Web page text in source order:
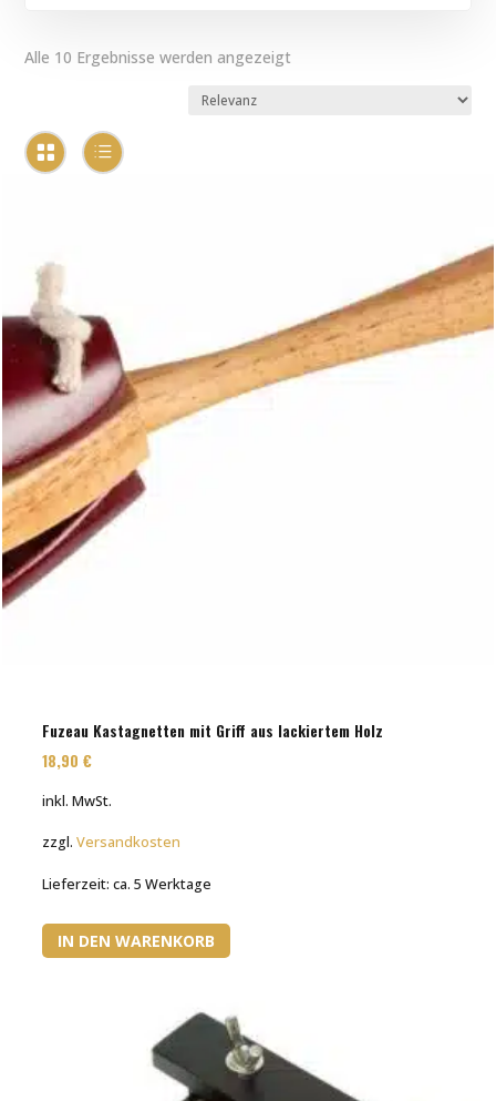
Alle 10 Ergebnisse werden angezeigt
Fuzeau Kastagnetten mit Griff aus lackiertem Holz
18,90€
inkl. MwSt.
zzgl.Versandkosten
Lieferzeit:ca. 5 Werktage
IN DEN WARENKORB